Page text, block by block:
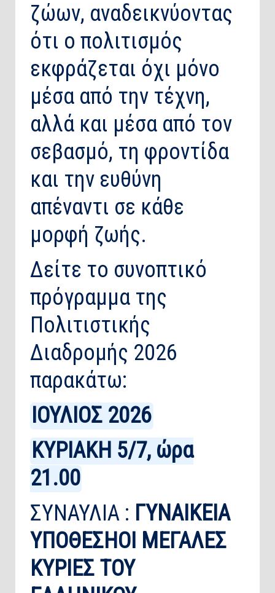
ζώων, αναδεικνύοντας
ότι ο πολιτισμός
εκφράζεται όχι μόνο
μέσα από την τέχνη,
αλλά και μέσα από τον
σεβασμό, τη φροντίδα
και την ευθύνη
απέναντι σε κάθε
μορφή ζωής.
Δείτε το συνοπτικό
πρόγραμμα της
Πολιτιστικής
Διαδρομής 2026
παρακάτω:
ΙΟΥΛΙΟΣ 2026
ΚΥΡΙΑΚΗ 5/7, ώρα
21.00
ΣΥΝΑΥΛΙA : ΓΥΝΑΙΚΕΙΑ
ΥΠΟΘΕΣΗΟΙ ΜΕΓΑΛΕΣ
ΚΥΡΙΕΣ ΤΟΥ